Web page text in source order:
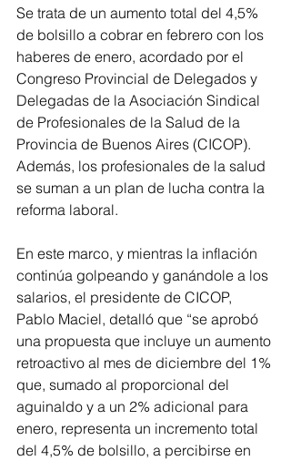
Se trata de un aumento total del 4,5%
de bolsillo a cobrar en febrero con los
haberes de enero, acordado por el
Congreso Provincial de Delegados y
Delegadas de la Asociación Sindical
de Profesionales de la Salud de la
Provincia de Buenos Aires (CICOP).
Además, los profesionales de la salud
se suman a un plan de lucha contra la
reforma laboral.
En este marco, y mientras la inflación
continúa golpeando y ganándole a los
salarios, el presidente de CICOP,
Pablo Maciel, detalló que “se aprobó
una propuesta que incluye un aumento
retroactivo al mes de diciembre del 1%
que, sumado al proporcional del
aguinaldo y a un 2% adicional para
enero, representa un incremento total
del 4,5% de bolsillo, a percibirse en